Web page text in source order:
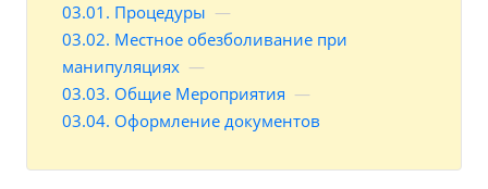
03.01. Процедуры —
03.02. Местное обезболивание при
манипуляциях —
03.03. Общие Мероприятия —
03.04. Оформление документов